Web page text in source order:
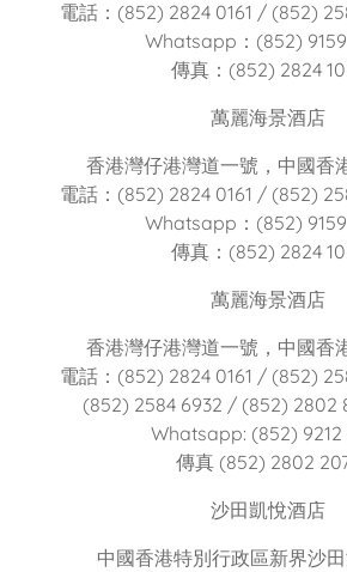
電話：(852) 2824 0161 / (852)
Whatsapp：(852)
傳真：(852) 2824
萬麗海景酒店
香港灣仔港灣道一號，中國香
電話：(852) 2824 0161 / (852)
Whatsapp：(852)
傳真：(852) 2824
萬麗海景酒店
香港灣仔港灣道一號，中國香
電話：(852) 2824 0161 / (852)
(852) 2584 6932 / (852) 2802
Whatsapp: (852) 9212
傳真 (852) 2802
沙田凱悅酒店
中國香港特別行政區新界沙